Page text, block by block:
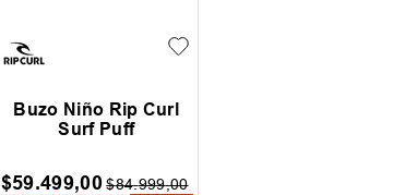
Buzo Niño Rip Curl
Surf Puff
$59.499,00 $84.999,00